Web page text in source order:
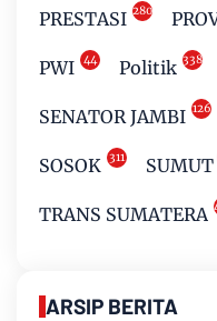
PRESTASI 280
PWI 44 Politik 338
SENATOR JAMBI 126
SOSOK 311 SUMUT
TRANS SUMATERA
ARSIP BERITA